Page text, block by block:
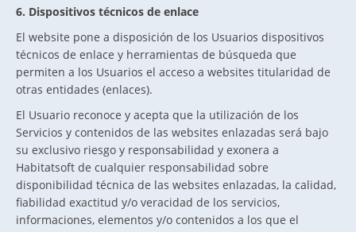
6. Dispositivos técnicos de enlace
El website pone a disposición de los Usuarios dispositivos
técnicos de enlace y herramientas de búsqueda que
permiten a los Usuarios el acceso a websites titularidad de
otras entidades (enlaces).
El Usuario reconoce y acepta que la utilización de los
Servicios y contenidos de las websites enlazadas será bajo
su exclusivo riesgo y responsabilidad y exonera a
Habitatsoft de cualquier responsabilidad sobre
disponibilidad técnica de las websites enlazadas, la calidad,
fiabilidad exactitud y/o veracidad de los servicios,
informaciones, elementos y/o contenidos a los que el